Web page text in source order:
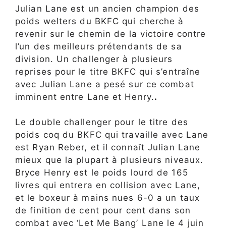
Julian Lane est un ancien champion des
poids welters du BKFC qui cherche à
revenir sur le chemin de la victoire contre
l’un des meilleurs prétendants de sa
division. Un challenger à plusieurs
reprises pour le titre BKFC qui s’entraîne
avec Julian Lane a pesé sur ce combat
imminent entre Lane et Henry..
Le double challenger pour le titre des
poids coq du BKFC qui travaille avec Lane
est Ryan Reber, et il connaît Julian Lane
mieux que la plupart à plusieurs niveaux.
Bryce Henry est le poids lourd de 165
livres qui entrera en collision avec Lane,
et le boxeur à mains nues 6-0 a un taux
de finition de cent pour cent dans son
combat avec ‘Let Me Bang’ Lane le 4 juin